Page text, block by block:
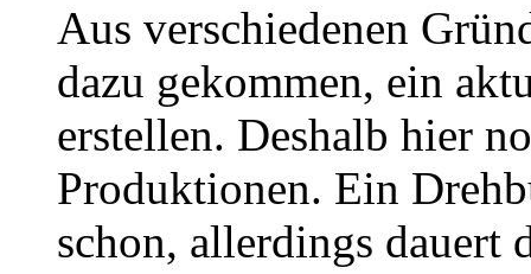
Aus verschiedenen
dazu gekommen, ein
erstellen. Deshalb hier
Produktionen. Ein
schon, allerdings dauert